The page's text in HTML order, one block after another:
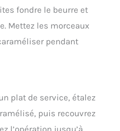
fondre le beurre et
Mettez les morceaux
pendant
plat de service, étalez
puis recouvrez